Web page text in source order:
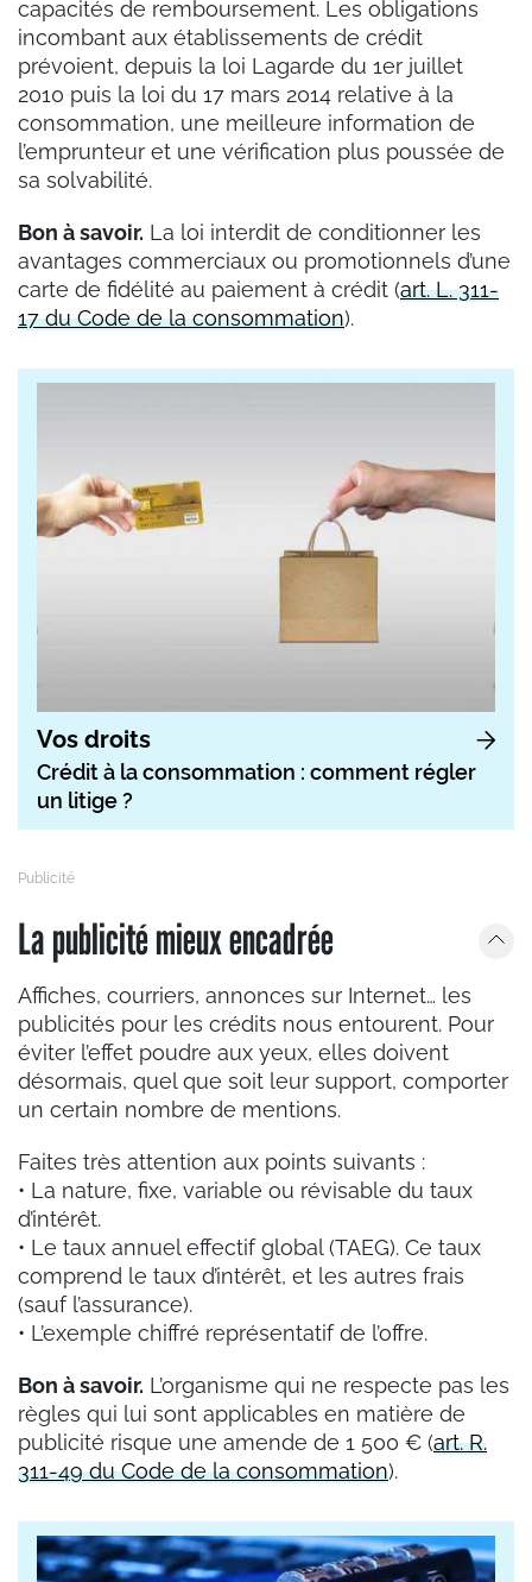
capacités de remboursement. Les obligations
incombant aux établissements de crédit
prévoient, depuis la loi Lagarde du 1er juillet
2010 puis la loi du 17 mars 2014 relative à la
consommation, une meilleure information de
l’emprunteur et une vérification plus poussée de
sa solvabilité.
Bon à savoir. La loi interdit de conditionner les
avantages commerciaux ou promotionnels d’une
carte de fidélité au paiement à crédit (art. L. 311-
17 du Code de la consommation).
Vos droits
Crédit à la consommation : comment régler
un litige ?
La publicité mieux encadrée
Affiches, courriers, annonces sur Internet… les
publicités pour les crédits nous entourent. Pour
éviter l’effet poudre aux yeux, elles doivent
désormais, quel que soit leur support, comporter
un certain nombre de mentions.
Faites très attention aux points suivants :
• La nature, fixe, variable ou révisable du taux
d’intérêt.
• Le taux annuel effectif global (TAEG). Ce taux
comprend le taux d’intérêt, et les autres frais
(sauf l’assurance).
• L’exemple chiffré représentatif de l’offre.
Bon à savoir. L’organisme qui ne respecte pas les
règles qui lui sont applicables en matière de
publicité risque une amende de 1 500 € (art. R.
311-49 du Code de la consommation).